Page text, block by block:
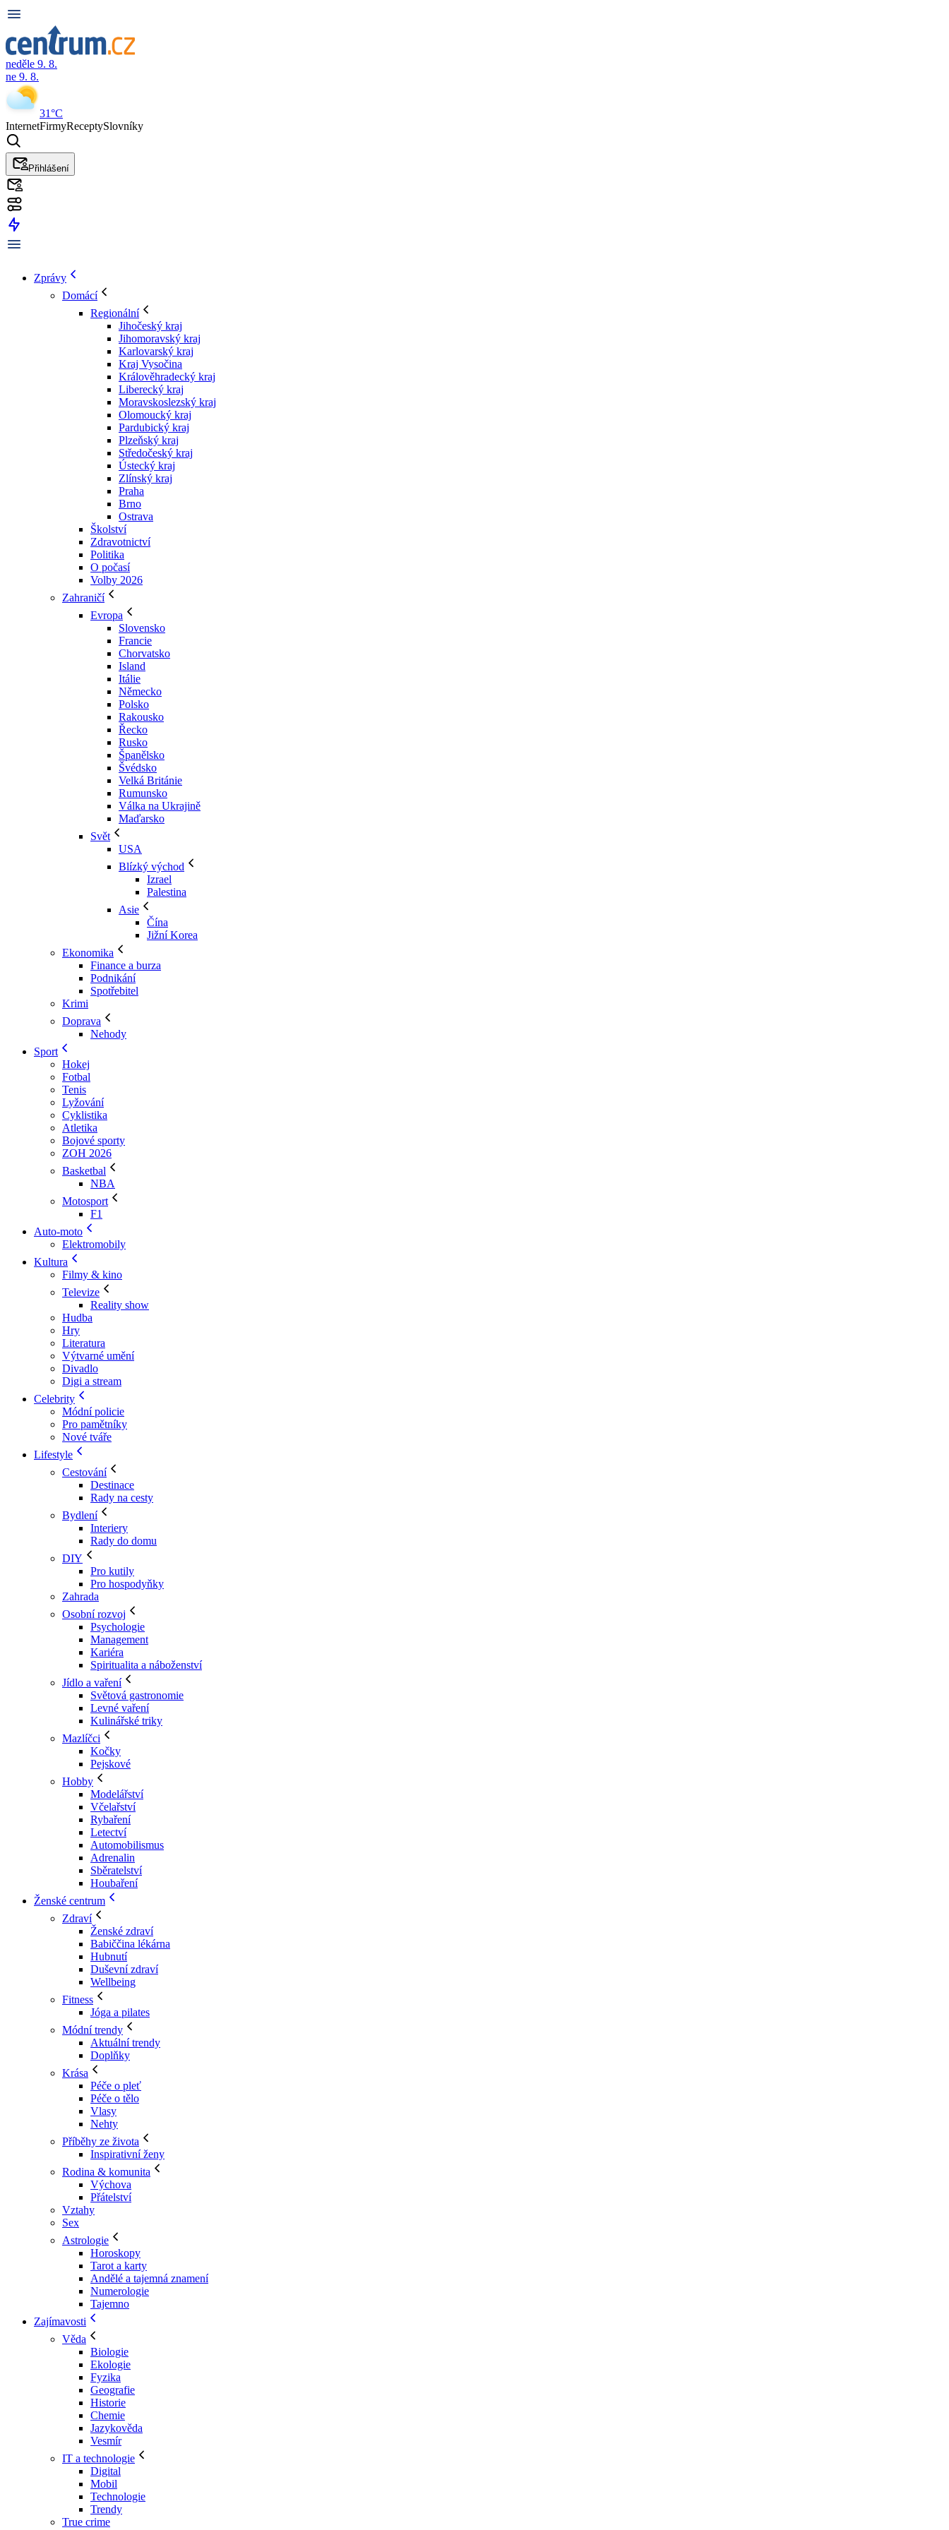
neděle 9. 8.
ne 9. 8.
31°C
InternetFirmyReceptySlovníky
Přihlášení
Zprávy
Domácí
Regionální
Jihočeský kraj
Jihomoravský kraj
Karlovarský kraj
Kraj Vysočina
Králověhradecký kraj
Liberecký kraj
Moravskoslezský kraj
Olomoucký kraj
Pardubický kraj
Plzeňský kraj
Středočeský kraj
Ústecký kraj
Zlínský kraj
Praha
Brno
Ostrava
Školství
Zdravotnictví
Politika
O počasí
Volby 2026
Zahraničí
Evropa
Slovensko
Francie
Chorvatsko
Island
Itálie
Německo
Polsko
Rakousko
Řecko
Rusko
Španělsko
Švédsko
Velká Británie
Rumunsko
Válka na Ukrajině
Maďarsko
Svět
USA
Blízký východ
Izrael
Palestina
Asie
Čína
Jižní Korea
Ekonomika
Finance a burza
Podnikání
Spotřebitel
Krimi
Doprava
Nehody
Sport
Hokej
Fotbal
Tenis
Lyžování
Cyklistika
Atletika
Bojové sporty
ZOH 2026
Basketbal
NBA
Motosport
F1
Auto-moto
Elektromobily
Kultura
Filmy & kino
Televize
Reality show
Hudba
Hry
Literatura
Výtvarné umění
Divadlo
Digi a stream
Celebrity
Módní policie
Pro pamětníky
Nové tváře
Lifestyle
Cestování
Destinace
Rady na cesty
Bydlení
Interiery
Rady do domu
DIY
Pro kutily
Pro hospodyňky
Zahrada
Osobní rozvoj
Psychologie
Management
Kariéra
Spiritualita a náboženství
Jídlo a vaření
Světová gastronomie
Levné vaření
Kulinářské triky
Mazlíčci
Kočky
Pejskové
Hobby
Modelářství
Včelařství
Rybaření
Letectví
Automobilismus
Adrenalin
Sběratelství
Houbaření
Ženské centrum
Zdraví
Ženské zdraví
Babiččina lékárna
Hubnutí
Duševní zdraví
Wellbeing
Fitness
Jóga a pilates
Módní trendy
Aktuální trendy
Doplňky
Krása
Péče o pleť
Péče o tělo
Vlasy
Nehty
Příběhy ze života
Inspirativní ženy
Rodina & komunita
Výchova
Přátelství
Vztahy
Sex
Astrologie
Horoskopy
Tarot a karty
Andělé a tajemná znamení
Numerologie
Tajemno
Zajímavosti
Věda
Biologie
Ekologie
Fyzika
Geografie
Historie
Chemie
Jazykověda
Vesmír
IT a technologie
Digital
Mobil
Technologie
Trendy
True crime